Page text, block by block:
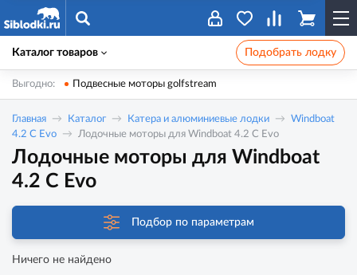
Каталог товаров Подобрать лодку
Выгодно: Подвесные моторы golfstream
Главная Каталог Катера и алюминиевые лодки
Windboat
4.2 С Evo
Лодочные моторы для Windboat 4.2 С Evo
Лодочные моторы для Windboat
4.2 С Evo
Подбор по параметрам
Ничего не найдено